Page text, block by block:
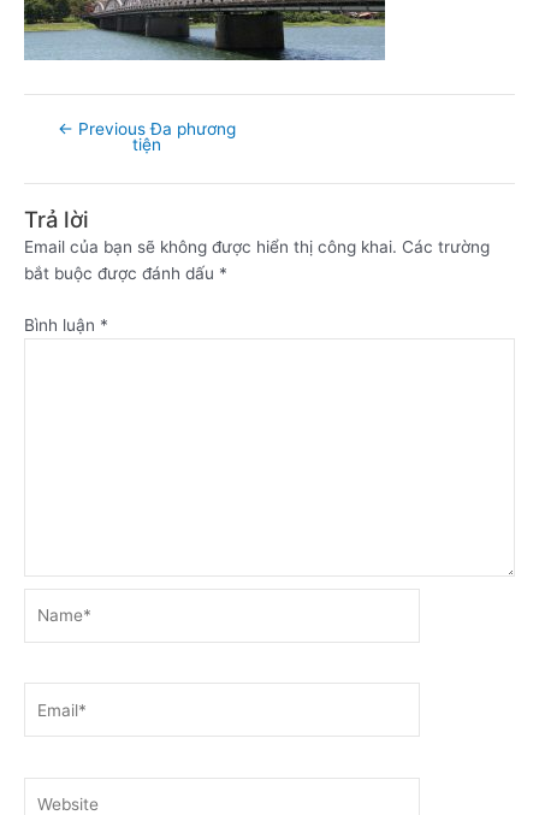
← Previous Đa phương
tiện
Trả lời
Email của bạn sẽ không được hiển thị công khai. Các trường
bắt buộc được đánh dấu *
Bình luận *